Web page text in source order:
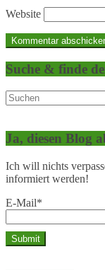
Website
Suche & finde
Ja, diesen Blog
Ich will nichts
informiert werden!
E-Mail*